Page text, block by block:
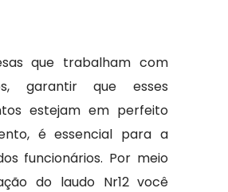
que trabalham com
garantir que esses
estejam em perfeito
é essencial para a
funcionários. Por meio
do laudo Nr12 você